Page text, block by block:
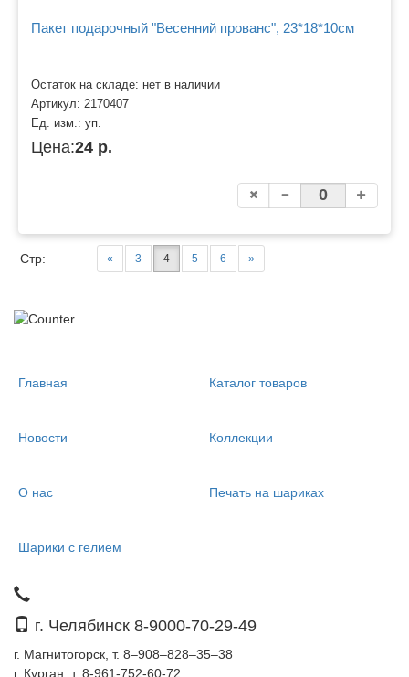
Пакет подарочный "Весенний прованс", 23*18*10см
Остаток на складе: нет в наличии
Артикул: 2170407
Ед. изм.: уп.
Цена:24 р.
Стр: « 3 4 5 6 »
Главная Каталог товаров
Новости Коллекции
О нас Печать на шариках
Шарики с гелием
г. Челябинск 8-9000-70-29-49
г. Магнитогорск, т. 8–908–828–35–38
г. Курган, т. 8-961-752-60-72